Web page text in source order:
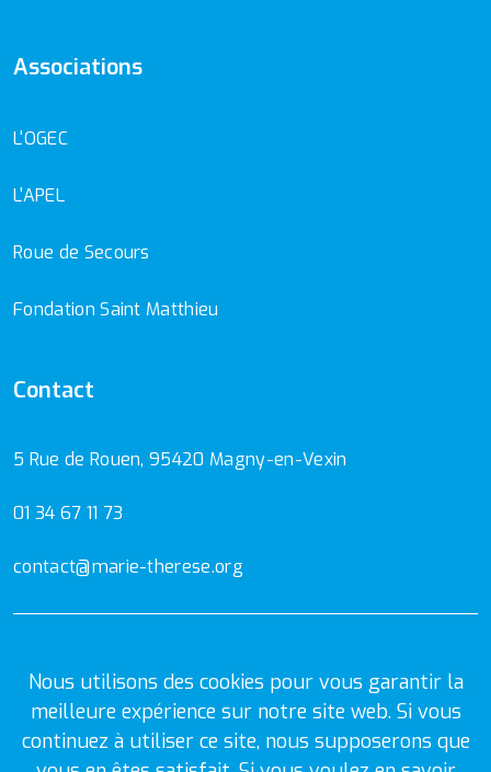
Nous utilisons des cookies pour vous garantir la
meilleure expérience sur notre site web. Si vous
continuez à utiliser ce site, nous supposerons que
Associations
L'OGEC
L'APEL
Roue de Secours
Fondation Saint Matthieu
Contact
5 Rue de Rouen, 95420 Magny-en-Vexin
01 34 67 11 73
contact@marie-therese.org
Mentions Légales Politique de confidentialité